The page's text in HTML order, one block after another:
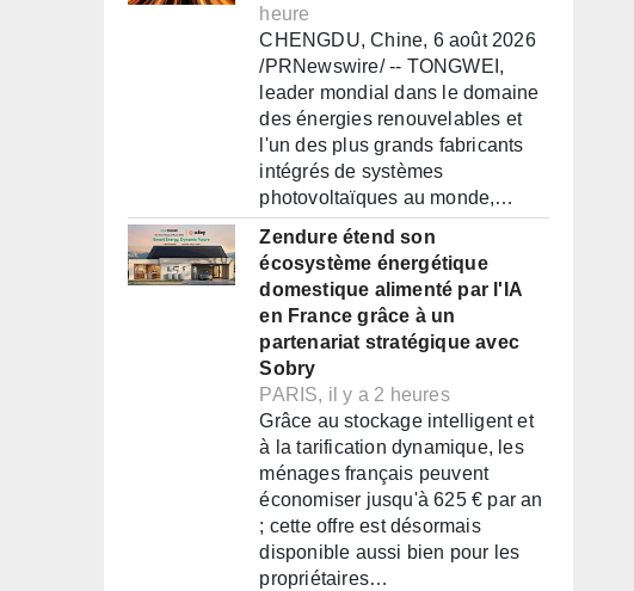
heure
CHENGDU, Chine, 6 août 2026
/PRNewswire/ -- TONGWEI,
leader mondial dans le domaine
des énergies renouvelables et
l'un des plus grands fabricants
intégrés de systèmes
photovoltaïques au monde,…
Zendure étend son
écosystème énergétique
domestique alimenté par l'IA
en France grâce à un
partenariat stratégique avec
Sobry
PARIS, il y a 2 heures
Grâce au stockage intelligent et
à la tarification dynamique, les
ménages français peuvent
économiser jusqu'à 625 € par an
; cette offre est désormais
disponible aussi bien pour les
propriétaires…